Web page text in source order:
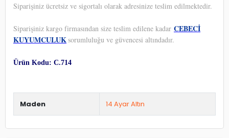
Siparişiniz ücretsiz ve sigortalı olarak adresinize teslim edilmektedir.
Siparişiniz kargo firmasından size teslim edilene kadar CEBECİ
KUYUMCULUKsorumluluğu ve güvencesi altındadır.
Ürün Kodu: C.714
Maden 14 Ayar Altın